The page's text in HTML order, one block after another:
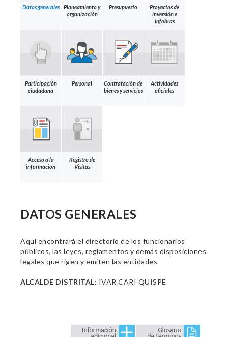
Datos generales
Planeamiento y
organización
Presupuesto
Proyectos de
inversión e
Infobras
Participación
ciudadana
Personal
Contratación de
bienes y servicios
Actividades
oficiales
Acceso a la
información
Registro de
Visitas
DATOS GENERALES
Aquí encontrará el directorio de los funcionarios
públicos, las leyes, reglamentos y demás disposiciones
legales que rigen y emiten las entidades.
ALCALDE DISTRITAL: IVAR CARI QUISPE